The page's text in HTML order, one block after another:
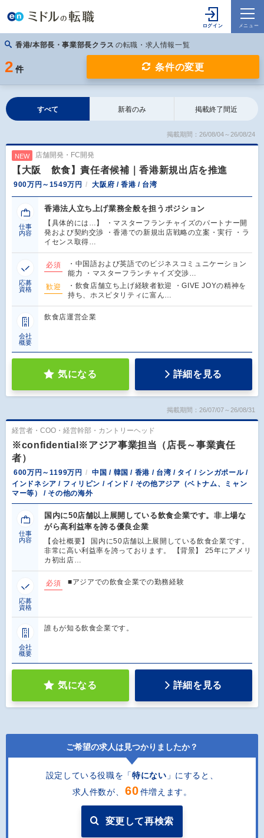
香港/本部長・事業部長クラス の転職・求人情報一覧
2 件 条件の変更
すべて 新着のみ 掲載終了間近
掲載期間：26/08/04～26/08/24
NEW 店舗開発・FC開発
【大阪 飲食】責任者候補｜香港新規出店を推進
900万円～1549万円 大阪府 / 香港 / 台湾
仕事
内容
香港法人立ち上げ業務全般を担うポジション
【具体的には…】 ・マスターフランチャイズのパートナー開
発および契約交渉 ・香港での新規出店戦略の立案・実行 ・ラ
イセンス取得…
応募
資格
必須
・中国語および英語でのビジネスコミュニケーション
能力 ・マスターフランチャイズ交渉…
歓迎
・飲食店舗立ち上げ経験者歓迎 ・GIVE JOYの精神を
持ち、ホスピタリティに富ん…
会社
概要
飲食店運営企業
気になる 詳細を見る
掲載期間：26/07/07～26/08/31
経営者・COO・経営幹部・カントリーヘッド
※confidential※アジア事業担当（店長～事業責任
者）
600万円～1199万円
中国 / 韓国 / 香港 / 台湾 / タイ / シンガポール /
インドネシア / フィリピン / インド / その他アジア（ベトナム、ミャン
マー等） / その他の海外
仕事
内容
国内に50店舗以上展開している飲食企業です。非上場な
がら高利益率を誇る優良企業
【会社概要】 国内に50店舗以上展開している飲食企業です。
非常に高い利益率を誇っております。 【背景】 25年にアメリ
カ初出店…
応募
資格
必須 ■アジアでの飲食企業での勤務経験
会社
概要
誰もが知る飲食企業です。
気になる 詳細を見る
ご希望の求人は見つかりましたか？
設定している役職を「特にない 」にすると
求人件数が、
60件増えます。
変更して再検索